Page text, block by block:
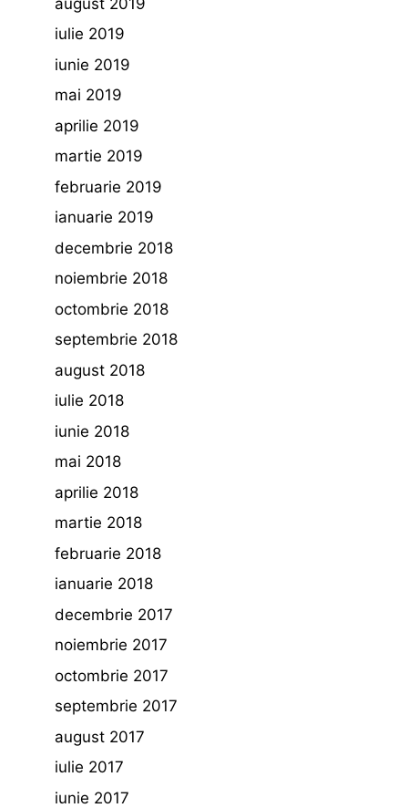
iulie 2019
iunie 2019
mai 2019
aprilie 2019
martie 2019
februarie 2019
ianuarie 2019
decembrie 2018
noiembrie 2018
octombrie 2018
septembrie 2018
august 2018
iulie 2018
iunie 2018
mai 2018
aprilie 2018
martie 2018
februarie 2018
ianuarie 2018
decembrie 2017
noiembrie 2017
octombrie 2017
septembrie 2017
august 2017
iulie 2017
iunie 2017